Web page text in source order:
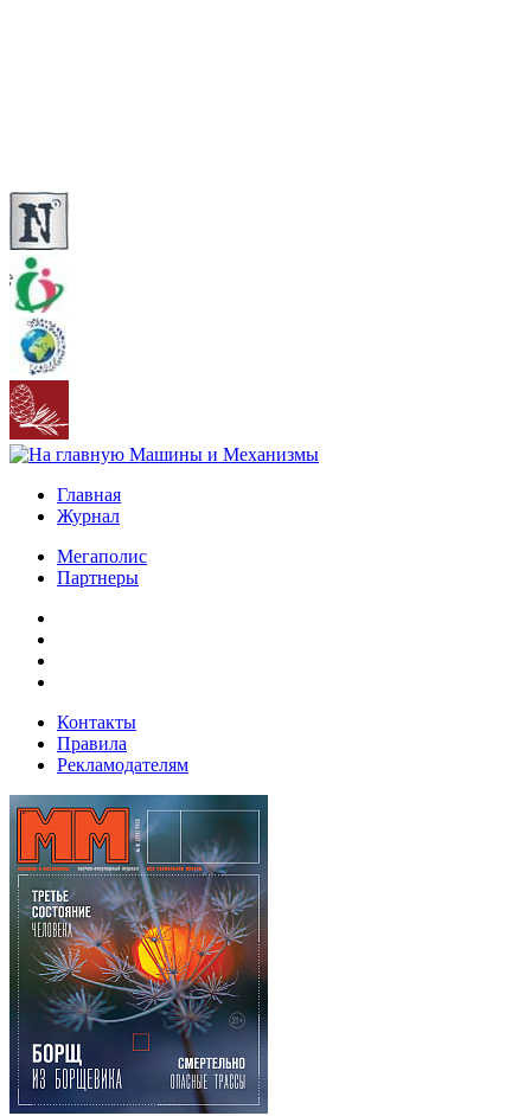
Главная
Журнал
Мегаполис
Партнеры
Контакты
Правила
Рекламодателям